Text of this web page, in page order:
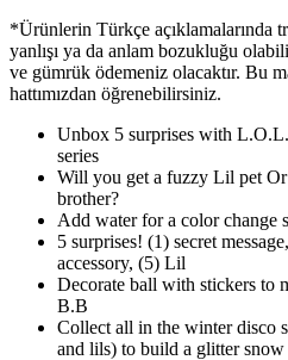
*Ürünlerin Türkçe açıklamalarında
yanlışı ya da anlam bozukluğu
ve gümrük ödemeniz olacaktır. Bu
hattımızdan öğrenebilirsiniz.
Unbox 5 surprises with
series
Will you get a fuzzy Lil pet
brother?
Add water for a color change
5 surprises! (1) secret
accessory, (5) Lil
Decorate ball with stickers to
B.B
Collect all in the winter disco
and lils) to build a glitter